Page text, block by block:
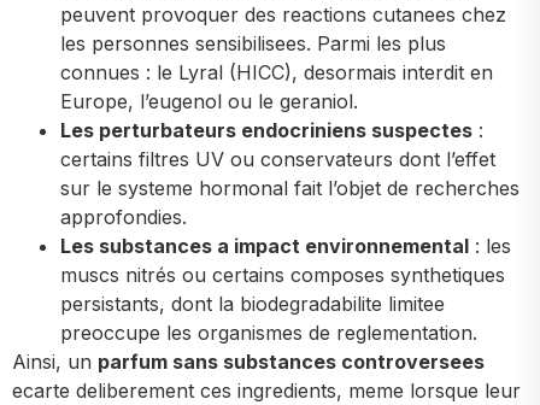
peuvent provoquer des reactions cutanees chez
les personnes sensibilisees. Parmi les plus
connues : le Lyral (HICC), desormais interdit en
Europe, l’eugenol ou le geraniol.
Les perturbateurs endocriniens suspectes :
certains filtres UV ou conservateurs dont l’effet
sur le systeme hormonal fait l’objet de recherches
approfondies.
Les substances a impact environnemental : les
muscs nitrés ou certains composes synthetiques
persistants, dont la biodegradabilite limitee
preoccupe les organismes de reglementation.
Ainsi, un parfum sans substances controversees
ecarte deliberement ces ingredients, meme lorsque leur